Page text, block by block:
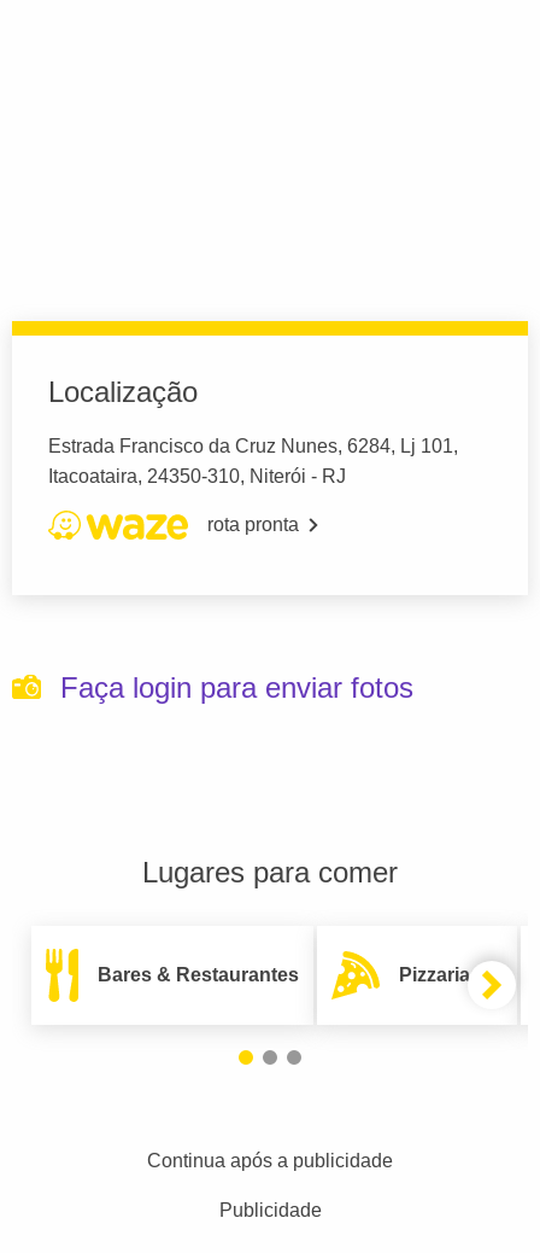
Localização
Estrada Francisco da Cruz Nunes, 6284, Lj 101,
Itacoataira, 24350-310, Niterói - RJ
rota pronta
Faça login para enviar fotos
Lugares para comer
Bares & Restaurantes Pizzarias
Continua após a publicidade
Publicidade